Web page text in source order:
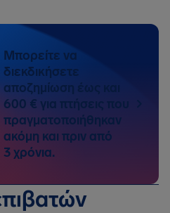
Μπορείτε να
διεκδικήσετε
αποζημίωση έως και
600 € για πτήσεις που
πραγματοποιήθηκαν
ακόμη και πριν από
3 χρόνια.